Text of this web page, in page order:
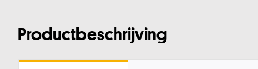
Productbeschrijving